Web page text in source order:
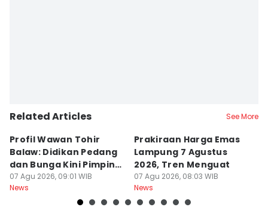
Related Articles See More
Profil Wawan Tohir
Balaw: Didikan Pedang
dan Bunga Kini Pimpin
PRI Lampung
07 Agu 2026, 09:01 WIB
News
Prakiraan Harga Emas
Lampung 7 Agustus
2026, Tren Menguat
07 Agu 2026, 08:03 WIB
News